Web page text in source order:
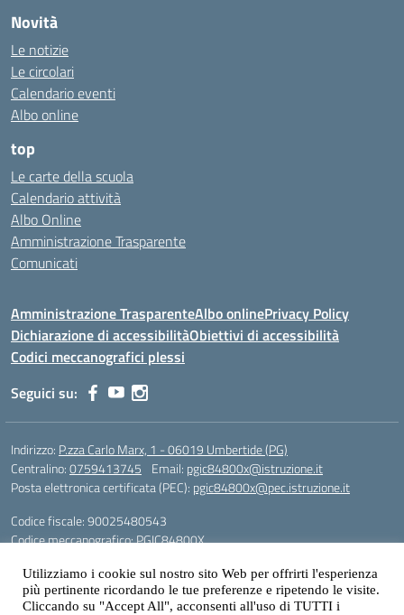
Novità
Le notizie
Le circolari
Calendario eventi
Albo online
top
Le carte della scuola
Calendario attività
Albo Online
Amministrazione Trasparente
Comunicati
Amministrazione TrasparenteAlbo onlinePrivacy Policy
Dichiarazione di accessibilitàObiettivi di accessibilità
Codici meccanografici plessi
Seguici su:
Indirizzo: P.zza Carlo Marx, 1 - 06019 Umbertide (PG)
Centralino:0759413745 Email: pgic84800x@istruzione.it
Posta elettronica certificata (PEC): pgic84800x@pec.istruzione.it
Codice fiscale: 90025480543
Codice meccanografico:PGIC84800X
Gestione sito web: prof. Paolo Chitarrai
Utilizziamo i cookie sul nostro sito Web per offrirti l'esperienza
più pertinente ricordando le tue preferenze e ripetendo le visite.
Cliccando su "Accept All", acconsenti all'uso di TUTTI i